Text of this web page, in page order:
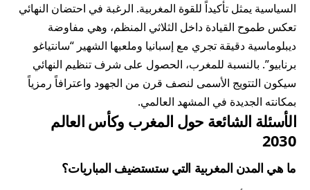
السياسية يمثل تأكيداً للقوة المغربية. الرغبة في احتضان النهائي
تعكس طموح القيادة داخل الثلاثي المنظم، وهي مفاوضة
ديبلوماسية دقيقة تجري مع إسبانيا وملعبها الشهير “سانتياغو
برنابيو”. بالنسبة للمغرب، الحصول على شرف تنظيم النهائي
سيكون التتويج الأسمى لنصف قرن من الجهود واعترافاً رمزياً
بمكانته الجديدة في المشهد العالمي.
الأسئلة الشائعة حول المغرب وكأس العالم
2030
ما هي المدن المغربية التي ستستضيف المباريات؟